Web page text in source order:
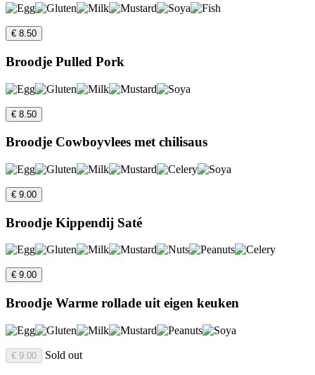
€ 8.50
Broodje Pulled Pork
€ 8.50
Broodje Cowboyvlees met chilisaus
€ 9.00
Broodje Kippendij Saté
€ 9.00
Broodje Warme rollade uit eigen keuken
€ 9.00 Sold out